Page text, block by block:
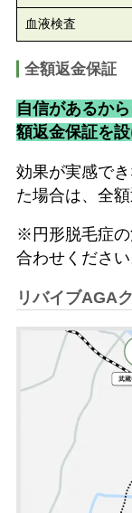
血液検査
全額返金保証
自信があるか
額返金保証を設
効果が実感で
た場合は、全額
※円形脱毛症の
合わせください
リバイブAGA